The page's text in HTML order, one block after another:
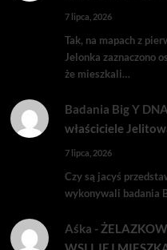
7 lipca, 2026
Tak, na mapach z
Jelonka zaznaczono
że mieszkali…
Badania Big Y DNA
właściciele
7 lipca, 2026
Czy są jacyś
wykonywali badania
Aśka -